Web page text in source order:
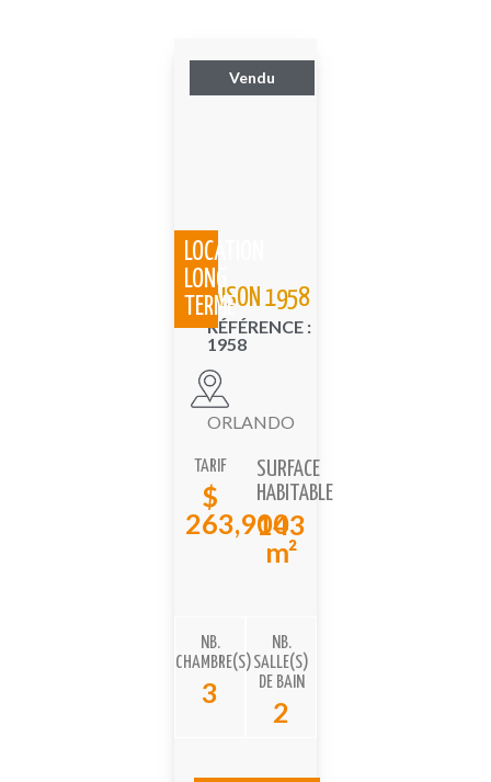
Vendu
LOCATION
LONG
TERME
MAISON 1958
RÉFÉRENCE :
1958
ORLANDO
TARIF
$
263,900
SURFACE
HABITABLE
143
m²
NB.
CHAMBRE(S)
3
NB.
SALLE(S)
DE BAIN
2